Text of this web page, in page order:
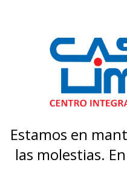
Estamos en
las molestias.